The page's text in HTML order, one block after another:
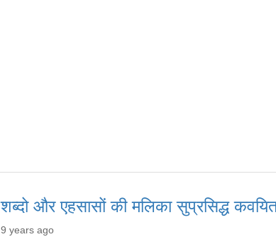
शब्दो और एहसासों की मलिका सुप्रसिद्ध
9 years ago